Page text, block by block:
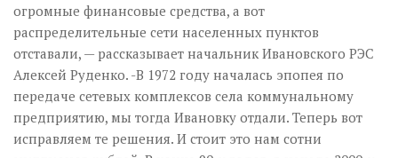
огромные финансовые средства, а вот
распределительные сети населенных пунктов
отставали, — рассказывает начальник Ивановского РЭС
Алексей Руденко. -В 1972 году началась эпопея по
передаче сетевых комплексов села коммунальному
предприятию, мы тогда Ивановку отдали. Теперь вот
исправляем те решения. И стоит это нам сотни